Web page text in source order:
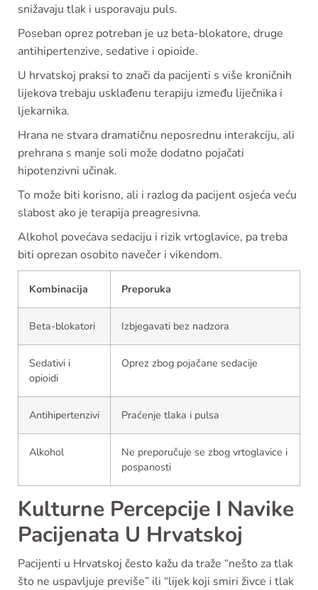
snižavaju tlak i usporavaju puls.
Poseban oprez potreban je uz beta-blokatore, druge
antihipertenzive, sedative i opioide.
U hrvatskoj praksi to znači da pacijenti s više kroničnih
lijekova trebaju usklađenu terapiju između liječnika i
ljekarnika.
Hrana ne stvara dramatičnu neposrednu interakciju, ali
prehrana s manje soli može dodatno pojačati
hipotenzivni učinak.
To može biti korisno, ali i razlog da pacijent osjeća veću
slabost ako je terapija preagresivna.
Alkohol povećava sedaciju i rizik vrtoglavice, pa treba
biti oprezan osobito navečer i vikendom.
Kombinacija Preporuka
Beta-blokatori Izbjegavati bez nadzora
Sedativi i
opioidi
Oprez zbog pojačane sedacije
Antihipertenzivi Praćenje tlaka i pulsa
Alkohol
Ne preporučuje se zbog vrtoglavice i
pospanosti
Kulturne Percepcije I Navike
Pacijenata U Hrvatskoj
Pacijenti u Hrvatskoj često kažu da traže “nešto za tlak
što ne uspavljuje previše” ili “lijek koji smiri živce i tlak